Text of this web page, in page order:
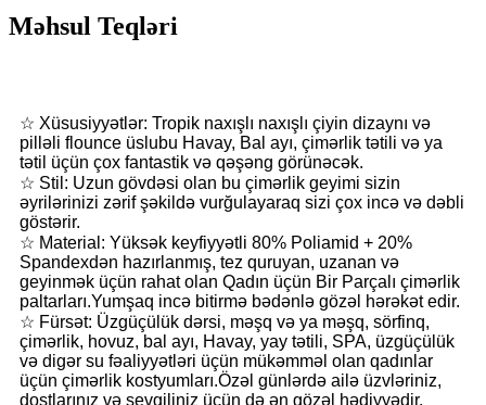
Məhsul Teqləri
☆ Xüsusiyyətlər: Tropik naxışlı naxışlı çiyin dizaynı və
pilləli flounce üslubu Havay, Bal ayı, çimərlik tətili və ya
tətil üçün çox fantastik və qəşəng görünəcək.
☆ Stil: Uzun gövdəsi olan bu çimərlik geyimi sizin
əyrilərinizi zərif şəkildə vurğulayaraq sizi çox incə və dəbli
göstərir.
☆ Material: Yüksək keyfiyyətli 80% Poliamid + 20%
Spandexdən hazırlanmış, tez quruyan, uzanan və
geyinmək üçün rahat olan Qadın üçün Bir Parçalı çimərlik
paltarları.Yumşaq incə bitirmə bədənlə gözəl hərəkət edir.
☆ Fürsət: Üzgüçülük dərsi, məşq və ya məşq, sörfinq,
çimərlik, hovuz, bal ayı, Havay, yay tətili, SPA, üzgüçülük
və digər su fəaliyyətləri üçün mükəmməl olan qadınlar
üçün çimərlik kostyumları.Özəl günlərdə ailə üzvləriniz,
dostlarınız və sevgiliniz üçün də ən gözəl hədiyyədir.